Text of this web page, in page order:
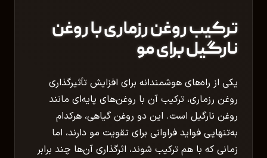
ترکیب روغن رزماری با روغن
نارگیل برای مو
یکی از راه‌های هوشمندانه برای افزایش تأثیرگذاری
روغن رزماری، ترکیب آن با روغن‌های پایه‌ای مانند
روغن نارگیل است. این دو روغن گیاهی، هرکدام
به‌تنهایی فواید فراوانی برای تقویت مو دارند، اما
زمانی که با هم ترکیب شوند، اثرگذاری آن‌ها چند برابر